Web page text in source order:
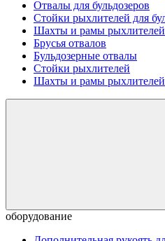
Отвалы для бульдозеров
Стойки рыхлителей для
Шахты и рамы рыхлителей
Брусья отвалов
Бульдозерные отвалы
Стойки рыхлителей
Шахты и рамы рыхлителей
оборудование